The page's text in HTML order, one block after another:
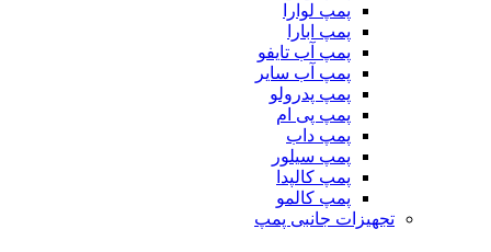
پمپ لوارا
پمپ ابارا
پمپ آب تایفو
پمپ آب سایر
پمپ پدرولو
پمپ پی ام
پمپ داب
پمپ سیلور
پمپ کالپدا
پمپ کالمو
تجهیزات جانبی پمپ